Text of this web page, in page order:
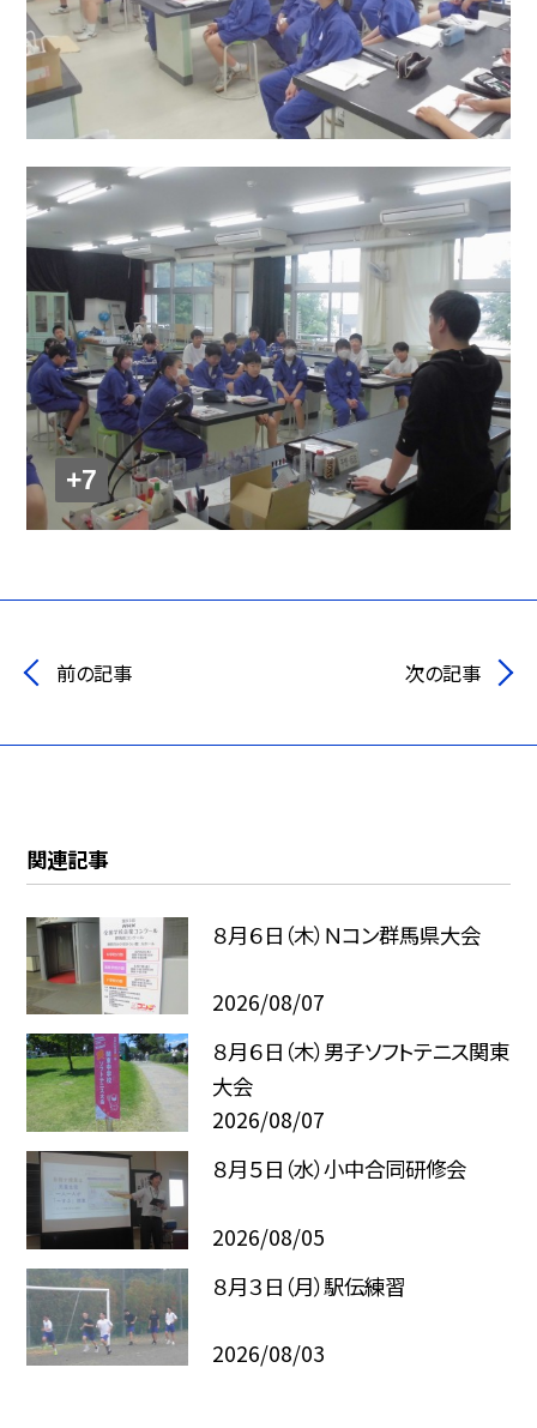
+7
前の記事 次の記事
関連記事
８月６日（木）Ｎコン群馬県大会
2026/08/07
８月６日（木）男子ソフトテニス関東
大会
2026/08/07
８月５日（水）小中合同研修会
2026/08/05
８月３日（月）駅伝練習
2026/08/03